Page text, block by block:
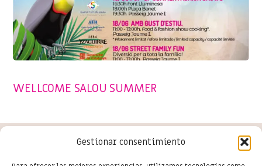
Gestionar consentimiento
WELLCOME SALOU SUMMER